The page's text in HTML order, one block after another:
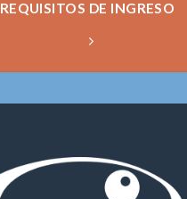
REQUISITOS DE INGRESO